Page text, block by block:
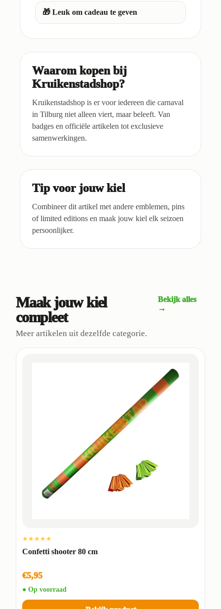
🎁 Leuk om cadeau te geven
Waarom kopen bij
Kruikenstadshop?
Kruikenstadshop is er voor iedereen die carnaval
in Tilburg niet alleen viert, maar beleeft. Van
badges en officiële artikelen tot exclusieve
samenwerkingen.
Tip voor jouw kiel
Combineer dit artikel met andere emblemen, pins
of limited editions en maak jouw kiel elk seizoen
persoonlijker.
Maak jouw kiel
compleet
Meer artikelen uit dezelfde categorie.
Bekijk alles
→
★★★★★
Confetti shooter 80 cm
€5,95
● Op voorraad